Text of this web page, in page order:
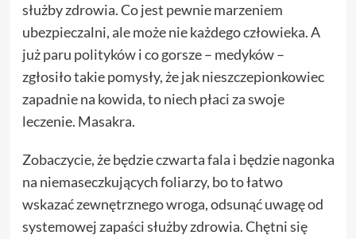
służby zdrowia. Co jest pewnie marzeniem
ubezpieczalni, ale może nie każdego człowieka. A
już paru polityków i co gorsze – medyków –
zgłosiło takie pomysły, że jak nieszczepionkowiec
zapadnie na kowida, to niech płaci za swoje
leczenie. Masakra.
Zobaczycie, że będzie czwarta fala i będzie nagonka
na niemaseczkujących foliarzy, bo to łatwo
wskazać zewnętrznego wroga, odsunąć uwagę od
systemowej zapaści służby zdrowia. Chętni się